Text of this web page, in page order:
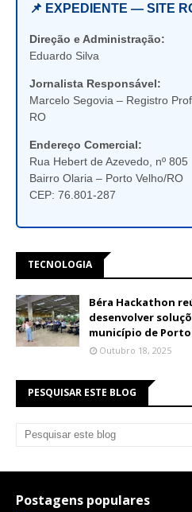
📌 EXPEDIENTE — SITE
Direção e Administração:
Eduardo Silva
Jornalista Responsável:
Marcelo Segovia – Registro
RO
Endereço Comercial:
Rua Hebert de Azevedo, nº 805
Bairro Olaria – Porto Velho/RO
CEP: 76.801-287
TECNOLOGIA
Béra Hackathon
desenvolver
município de Porto
Outubro 18, 2025
PESQUISAR ESTE BLOG
Postagens populares